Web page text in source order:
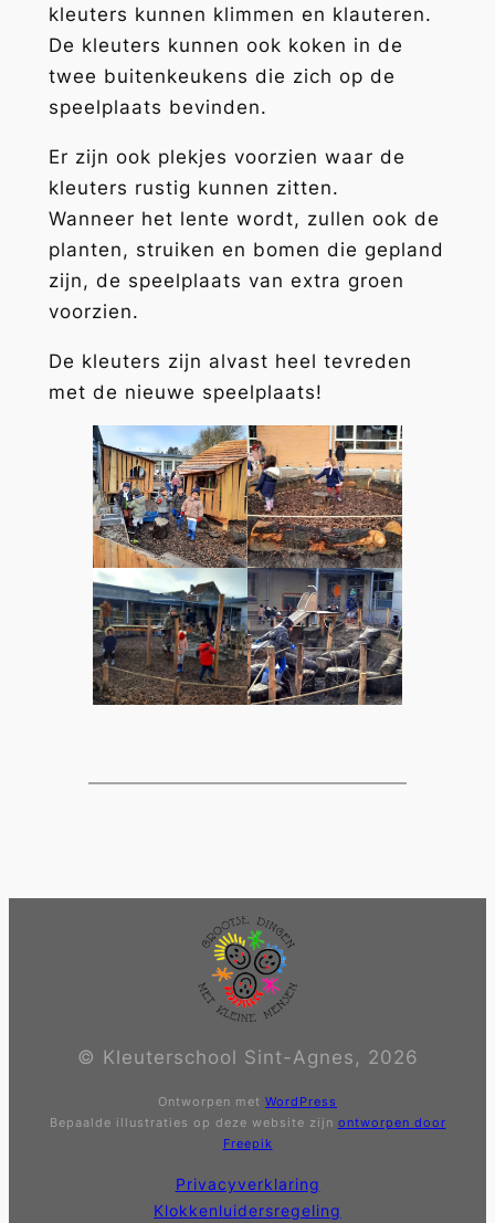
kleuters kunnen klimmen en klauteren.
De kleuters kunnen ook koken in de
twee buitenkeukens die zich op de
speelplaats bevinden.
Er zijn ook plekjes voorzien waar de
kleuters rustig kunnen zitten.
Wanneer het lente wordt, zullen ook de
planten, struiken en bomen die gepland
zijn, de speelplaats van extra groen
voorzien.
De kleuters zijn alvast heel tevreden
met de nieuwe speelplaats!
© Kleuterschool Sint-Agnes, 2026
Ontworpen met WordPress
Bepaalde illustraties op deze website zijn ontworpen door
Freepik
Privacyverklaring
Klokkenluidersregeling